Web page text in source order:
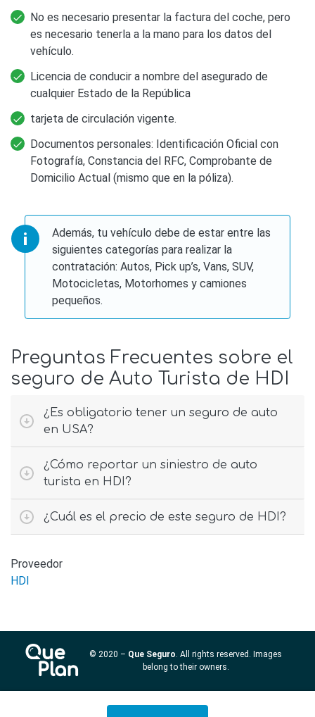
No es necesario presentar la factura del coche, pero
es necesario tenerla a la mano para los datos del
vehículo.
Licencia de conducir a nombre del asegurado de
cualquier Estado de la República
tarjeta de circulación vigente.
Documentos personales: Identificación Oficial con
Fotografía, Constancia del RFC, Comprobante de
Domicilio Actual (mismo que en la póliza).
Además, tu vehículo debe de estar entre las
siguientes categorías para realizar la
contratación: Autos, Pick up’s, Vans, SUV,
Motocicletas, Motorhomes y camiones
pequeños.
Preguntas Frecuentes sobre el
seguro de Auto Turista de HDI
¿Es obligatorio tener un seguro de auto
en USA?
¿Cómo reportar un siniestro de auto
turista en HDI?
¿Cuál es el precio de este seguro de HDI?
Proveedor
HDI
© 2020 – Que Seguro. All rights reserved. Images
belong to their owners.